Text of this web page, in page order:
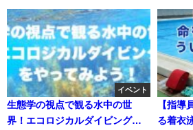
イベント
生態学の視点で観る水中の世
界！エコロジカルダイビングを
【指導
る着衣